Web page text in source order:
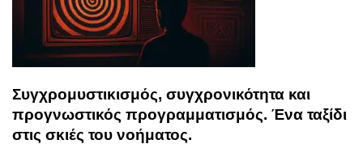
Συγχρομυστικισμός, συγχρονικότητα και
προγνωστικός προγραμματισμός. Ένα ταξίδι
στις σκιές του νοήματος.